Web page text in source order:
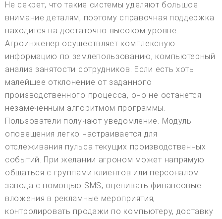
Не секрет, что такие системы уделяют большое
внимание деталям, поэтому справочная поддержка
находится на достаточно высоком уровне.
Агроинженер осуществляет комплексную
информацию по землепользованию, компьютерный
анализ занятости сотрудников. Если есть хоть
малейшее отклонение от заданного
производственного процесса, оно не останется
незамеченным алгоритмом программы.
Пользователи получают уведомление. Модуль
оповещения легко настраивается для
отслеживания пульса текущих производственных
событий. При желании агроном может напрямую
общаться с группами клиентов или персоналом
завода с помощью SMS, оценивать финансовые
вложения в рекламные мероприятия,
контролировать продажи по компьютеру, доставку